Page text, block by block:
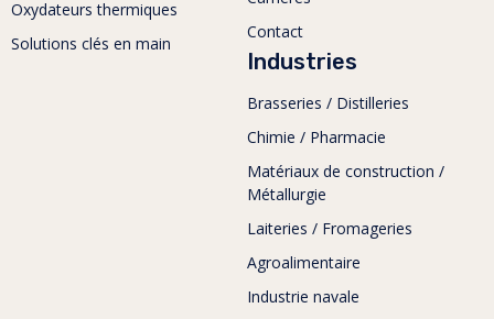
Oxydateurs thermiques
Solutions clés en main
Contact
Industries
Brasseries / Distilleries
Chimie / Pharmacie
Matériaux de construction /
Métallurgie
Laiteries / Fromageries
Agroalimentaire
Industrie navale